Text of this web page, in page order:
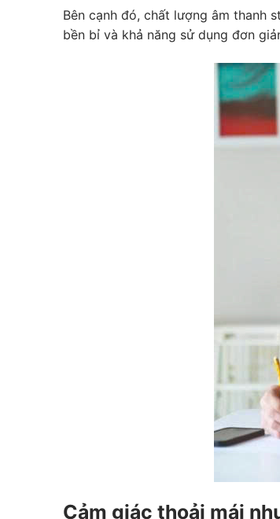
Bên cạnh đó, chất lượng âm thanh
bền bỉ và khả năng sử dụng đơn
Cảm giác thoải mái